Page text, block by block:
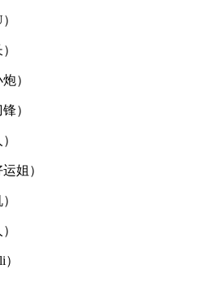
）
）
姐）